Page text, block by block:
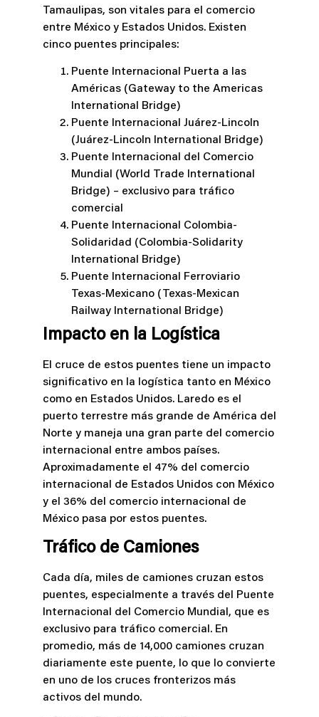
Tamaulipas, son vitales para el comercio
entre México y Estados Unidos. Existen
cinco puentes principales:
Puente Internacional Puerta a las
Américas (Gateway to the Americas
International Bridge)
Puente Internacional Juárez-Lincoln
(Juárez-Lincoln International Bridge)
Puente Internacional del Comercio
Mundial (World Trade International
Bridge) – exclusivo para tráfico
comercial
Puente Internacional Colombia-
Solidaridad (Colombia-Solidarity
International Bridge)
Puente Internacional Ferroviario
Texas-Mexicano (Texas-Mexican
Railway International Bridge)
Impacto en la Logística
El cruce de estos puentes tiene un impacto
significativo en la logística tanto en México
como en Estados Unidos. Laredo es el
puerto terrestre más grande de América del
Norte y maneja una gran parte del comercio
internacional entre ambos países.
Aproximadamente el 47% del comercio
internacional de Estados Unidos con México
y el 36% del comercio internacional de
México pasa por estos puentes​.
Tráfico de Camiones
Cada día, miles de camiones cruzan estos
puentes, especialmente a través del Puente
Internacional del Comercio Mundial, que es
exclusivo para tráfico comercial. En
promedio, más de 14,000 camiones cruzan
diariamente este puente, lo que lo convierte
en uno de los cruces fronterizos más
activos del mundo.